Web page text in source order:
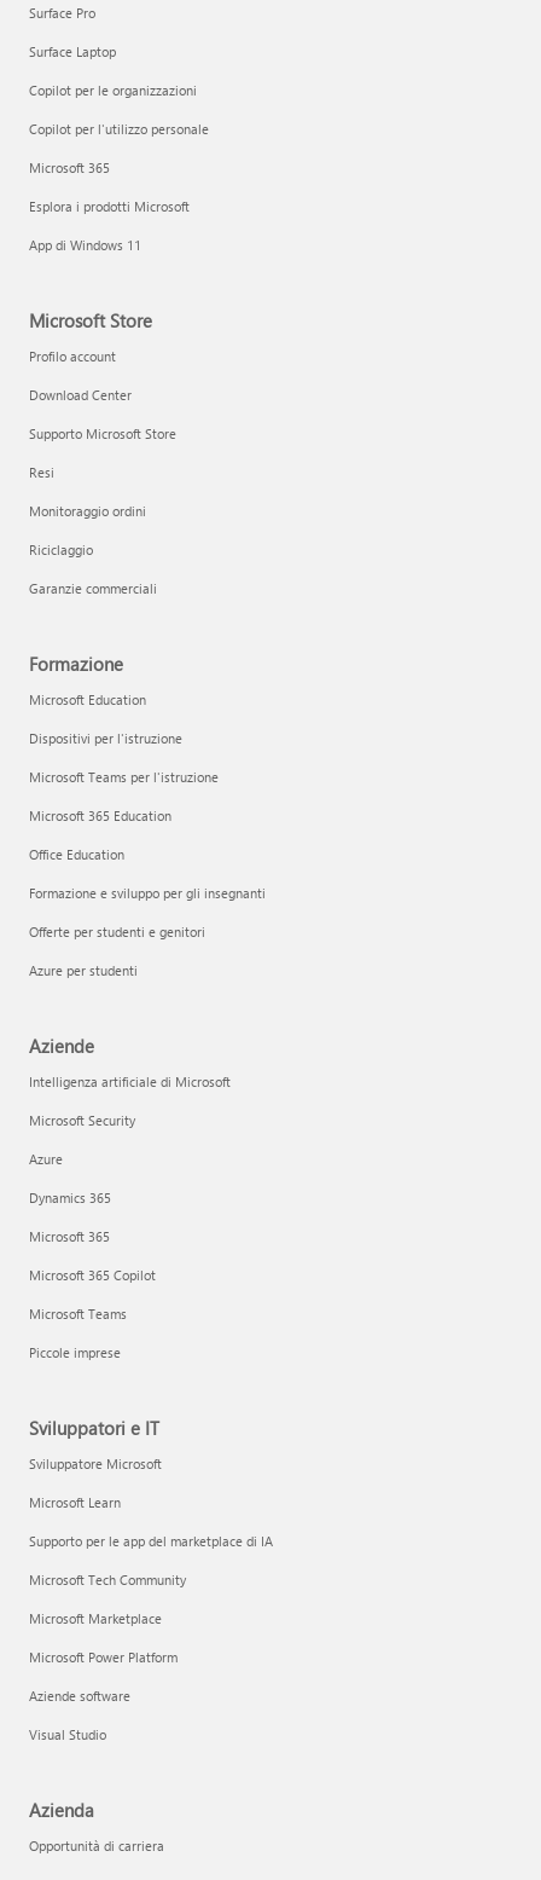
Surface Pro
Surface Laptop
Copilot per le organizzazioni
Copilot per l'utilizzo personale
Microsoft 365
Esplora i prodotti Microsoft
App di Windows 11
Microsoft Store
Profilo account
Download Center
Supporto Microsoft Store
Resi
Monitoraggio ordini
Riciclaggio
Garanzie commerciali
Formazione
Microsoft Education
Dispositivi per l'istruzione
Microsoft Teams per l'istruzione
Microsoft 365 Education
Office Education
Formazione e sviluppo per gli insegnanti
Offerte per studenti e genitori
Azure per studenti
Aziende
Intelligenza artificiale di Microsoft
Microsoft Security
Azure
Dynamics 365
Microsoft 365
Microsoft 365 Copilot
Microsoft Teams
Piccole imprese
Sviluppatori e IT
Sviluppatore Microsoft
Microsoft Learn
Supporto per le app del marketplace di IA
Microsoft Tech Community
Microsoft Marketplace
Microsoft Power Platform
Aziende software
Visual Studio
Azienda
Opportunità di carriera